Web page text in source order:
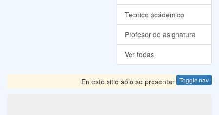
Técnico acádemico
Profesor de asignatura
Ver todas
Toggle nav
En este sitio sólo se presentan las